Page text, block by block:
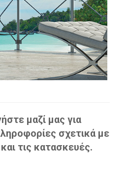
μαζί μας για
σχετικά με
τις κατασκευές.